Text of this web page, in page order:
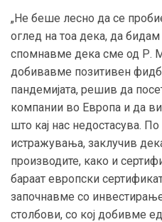
„Не беше лесно да се
оглед на тоа дека, да бидам
спомнавме дека сме од Р.
добивавме позитивен
пандемијата, решив да
компании во Европа и да
што кај нас недостасува.
истражувања, заклучив
производите, како и
бараат европски
започнавме со
столбови, со кој добивме